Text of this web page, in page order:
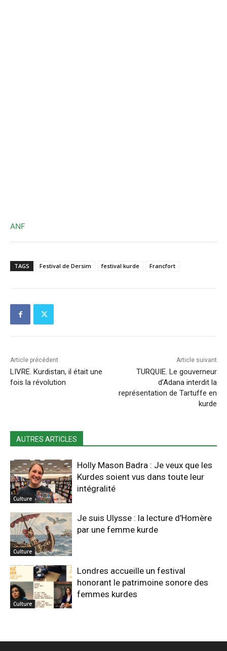
ANF
TAGS Festival de Dersim festival kurde Francfort
Article précédent
LIVRE. Kurdistan, il était une
fois la révolution
Article suivant
TURQUIE. Le gouverneur
d’Adana interdit la
représentation de Tartuffe en
kurde
AUTRES ARTICLES
Culture
Holly Mason Badra : Je veux que les
Kurdes soient vus dans toute leur
intégralité
Culture
Je suis Ulysse : la lecture d’Homère
par une femme kurde
Culture
Londres accueille un festival
honorant le patrimoine sonore des
femmes kurdes